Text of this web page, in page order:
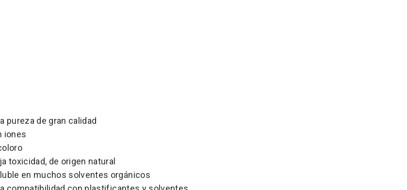
pureza de gran calidad
iones
toxicidad, de origen natural
en muchos solventes orgánicos